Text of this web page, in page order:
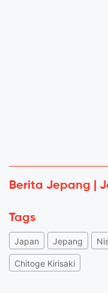
Berita Jepang |
Tags
Japan Jepang
Chitoge Kirisaki